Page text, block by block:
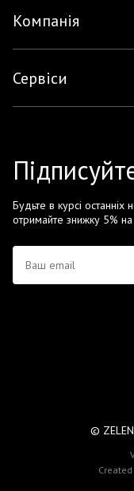
Компанія
Сервіси
Будьте в курсі останніх
отримайте знижку 5%
©